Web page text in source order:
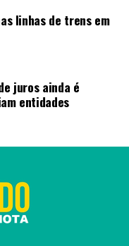
linhas de trens em
juros ainda é
entidades